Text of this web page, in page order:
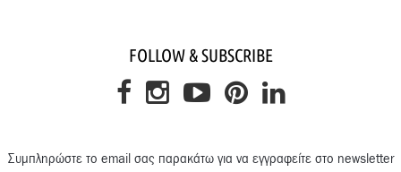
FOLLOW & SUBSCRIBE
Συμπληρώστε το email σας παρακάτω για να εγγραφείτε στο newsletter